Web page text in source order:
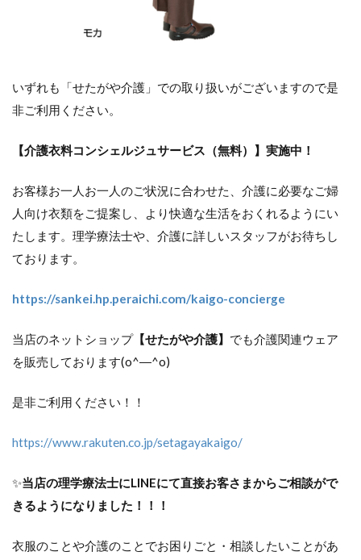
いずれも「せたがや介護」での取り扱いがございますので是
非ご利用ください。
【介護衣料コンシェルジュサービス（無料）】実施中！
お客様お一人お一人のご状況に合わせた、介護に必要なご婦
人向け衣類をご提案し、より快適な生活をおくれるようにい
たします。理学療法士や、介護に詳しいスタッフがお待ちし
ております。
https://sankei.hp.peraichi.com/kaigo-concierge
当店のネットショップ【せたがや介護】 でも介護関連ウェア
を販売しております(o^―^o)
是非ご利用ください！！
https://www.rakuten.co.jp/setagayakaigo/
✨当店の理学療法士にLINEにて直接お客さまからご相談がで
きるようになりました！！！
衣服のことや介護のことでお困りごと・相談したいことがあ